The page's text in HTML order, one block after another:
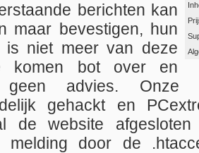
berichten kan
maar bevestigen, hun
is niet meer van deze
komen bot over en
geen advies. Onze
gehackt en
de website
melding door de